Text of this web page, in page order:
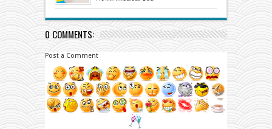
0 COMMENTS:
Post a Comment